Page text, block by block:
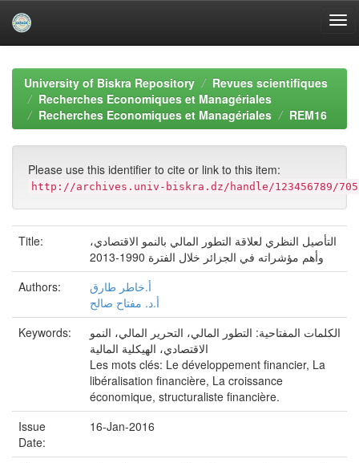
navigationUniversity of Biskra Repository
Revues scientifiques
Recherches Economiques et Managériales
Recherches Economiques et Managériales
REM16
Please use this identifier to cite or link to this item:
http://archives.univ-biskra.dz/handle/123456789/
Title:
التأصيل النظري لعلاقة التطور المالي بالنمو الاقتصادي،
وأهم مؤشراته في الجزائر خلال الفترة 1990-2013
Authors:
أ.خاطر طارق
أ.د. مفتاح صالح
Keywords:
الكلمات المفتاحية: التطور المالي، التحرير المالي، النمو
الاقتصادي، الهيكلية المالية
Les mots clés: Le développement financier, La
libéralisation financière, La croissance
économique, structuraliste financière.
Issue
Date:
16-Jan-2016